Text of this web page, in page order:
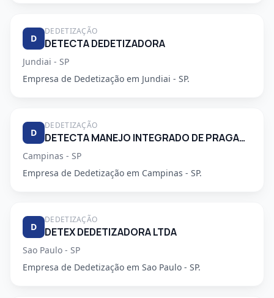
D
DEDETIZAÇÃO
DETECTA DEDETIZADORA
Jundiai - SP
Empresa de Dedetização em Jundiai - SP.
D
DEDETIZAÇÃO
DETECTA MANEJO INTEGRADO DE PRAGAS URBANAS
Campinas - SP
Empresa de Dedetização em Campinas - SP.
D
DEDETIZAÇÃO
DETEX DEDETIZADORA LTDA
Sao Paulo - SP
Empresa de Dedetização em Sao Paulo - SP.